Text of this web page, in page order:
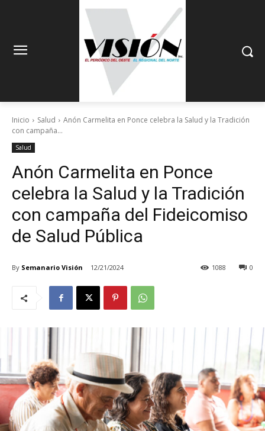
Inicio Salud
Anón Carmelita en Ponce celebra la Salud y la Tradición
con campaña...
Salud
Anón Carmelita en Ponce
celebra la Salud y la Tradición
con campaña del Fideicomiso
de Salud Pública
By Semanario Visión 12/21/2024 0
1088